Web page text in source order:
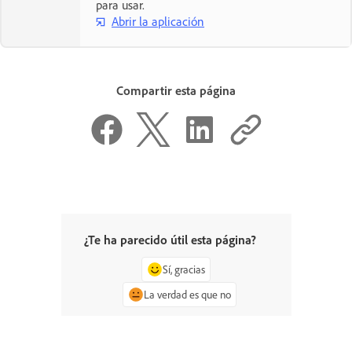
para usar.
Abrir la aplicación
Compartir esta página
¿Te ha parecido útil esta página?
Sí, gracias
La verdad es que no